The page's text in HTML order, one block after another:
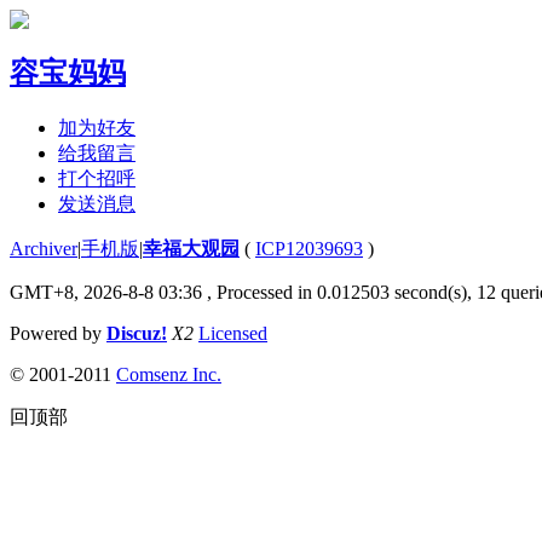
容宝妈妈
加为好友
给我留言
打个招呼
发送消息
Archiver|手机版|幸福大观园 ( ICP12039693 )
GMT+8, 2026-8-8 03:36 , Processed in 0.012503 second(s), 12
Powered by Discuz! X2 Licensed
© 2001-2011 Comsenz Inc.
回顶部